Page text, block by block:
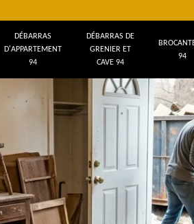
DÉBARRAS
D'APPARTEMENT
94
DÉBARRAS DE
GRENIER ET
CAVE 94
94